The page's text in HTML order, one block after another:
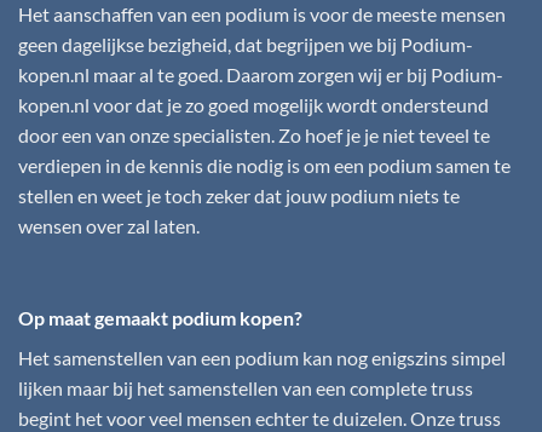
Het aanschaffen van een podium is voor de meeste mensen
geen dagelijkse bezigheid, dat begrijpen we bij Podium-
kopen.nl maar al te goed. Daarom zorgen wij er bij Podium-
kopen.nl voor dat je zo goed mogelijk wordt ondersteund
door een van onze specialisten. Zo hoef je je niet teveel te
verdiepen in de kennis die nodig is om een podium samen te
stellen en weet je toch zeker dat jouw podium niets te
wensen over zal laten.
Op maat gemaakt podium kopen?
Het samenstellen van een podium kan nog enigszins simpel
lijken maar bij het samenstellen van een complete truss
begint het voor veel mensen echter te duizelen. Onze truss